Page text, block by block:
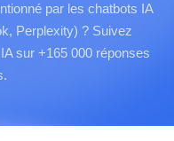
par les chatbots IA
Perplexity) ? Suivez
sur +165 000 réponses